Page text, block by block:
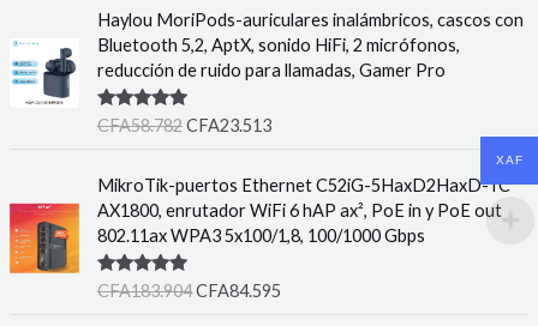
Haylou MoriPods-auriculares inalámbricos, cascos con
Bluetooth 5,2, AptX, sonido HiFi, 2 micrófonos,
reducción de ruido para llamadas, Gamer Pro
Rated5.00
CFA58.782CFA23.513
MikroTik-puertos Ethernet C52iG-5HaxD2HaxD-TC
AX1800, enrutador WiFi 6 hAP ax², PoE in y PoE out
802.11ax WPA3 5x100/1,8, 100/1000 Gbps
Rated5.00
CFA183.904CFA84.595
XAF